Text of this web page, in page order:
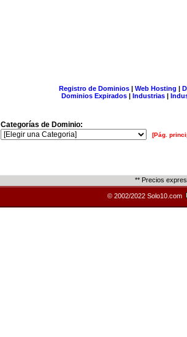
Registro de Dominios| Web Hosting |
Dominios Expirados | Industrias |
Categorías de Dominio:
[Pág.
** Precios
© 2002/2022 Solo10.com